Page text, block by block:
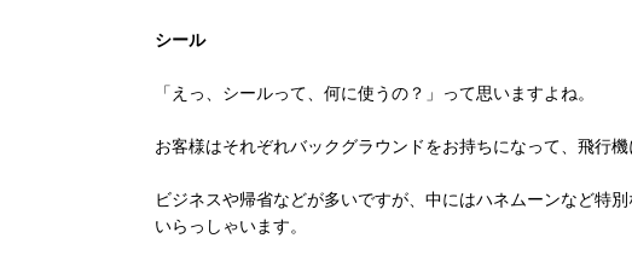
シール
「えっ、シールって、何に使うの？」って思いますよね。
お客様はそれぞれバックグラウンドをお持ちになって、飛行機
ビジネスや帰省などが多いですが、中にはハネムーンなど特
いらっしゃいます。